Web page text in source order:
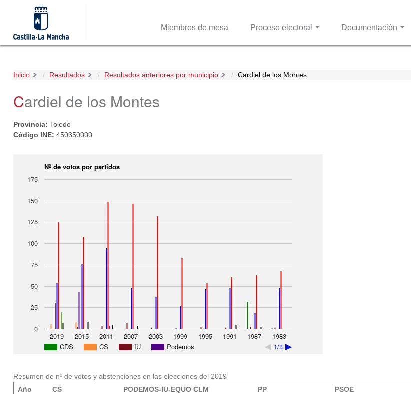
principal
Miembros de mesa Proceso electoral Documentación
Inicio Resultados Resultados anteriores por municipio Cardiel de los Montes
Cardiel de los Montes
Provincia: Toledo
Código INE: 450350000
Nº de votos por partidos
CDS CS IU Podemos 1/3
2019 2015 2011 2007 2003 1999 1995 1991 1987 1983
0
25
50
75
100
125
150
175
Resumen de nº de votos y abstenciones en las elecciones del 2019
Año
CS PODEMOS-IU-EQUO CLM PP PSOE